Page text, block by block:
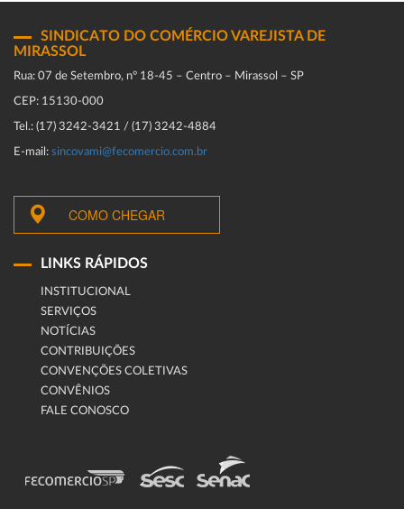
SINDICATO DO COMÉRCIO VAREJISTA DE
MIRASSOL
Rua: 07 de Setembro, n° 18-45 – Centro – Mirassol – SP
CEP: 15130-000
Tel.: (17) 3242-3421 / (17) 3242-4884
E-mail: sincovami@fecomercio.com.br
COMO CHEGAR
LINKS RÁPIDOS
INSTITUCIONAL
SERVIÇOS
NOTÍCIAS
CONTRIBUIÇÕES
CONVENÇÕES COLETIVAS
CONVÊNIOS
FALE CONOSCO